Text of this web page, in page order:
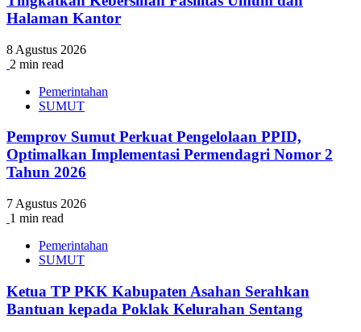
Halaman Kantor
8 Agustus 2026
2 min read
Pemerintahan
SUMUT
Pemprov Sumut Perkuat Pengelolaan PPID,
Optimalkan Implementasi Permendagri Nomor 2
Tahun 2026
7 Agustus 2026
1 min read
Pemerintahan
SUMUT
Ketua TP PKK Kabupaten Asahan Serahkan
Bantuan kepada Poklak Kelurahan Sentang